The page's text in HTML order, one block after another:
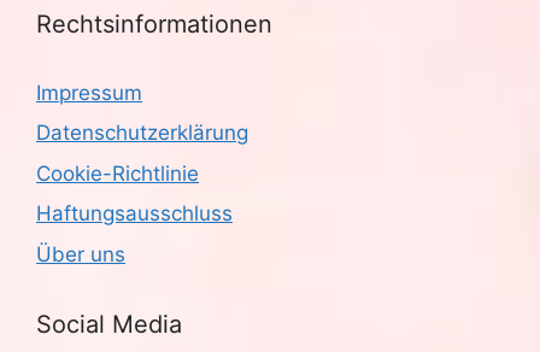
Rechtsinformationen
Impressum
Datenschutzerklärung
Cookie-Richtlinie
Haftungsausschluss
Über uns
Social Media